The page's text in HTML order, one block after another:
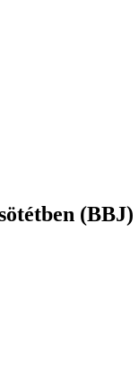
(BBJ)